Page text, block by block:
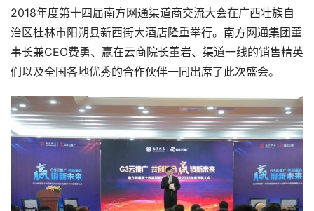
2018年度第十四届南方网通渠道商交流大会在广西壮族自
治区桂林市阳朔县新西街大酒店隆重举行。南方网通集团董
事长兼CEO费勇、赢在云商院长董岩、渠道一线的销售精英
们以及全国各地优秀的合作伙伴一同出席了此次盛会。